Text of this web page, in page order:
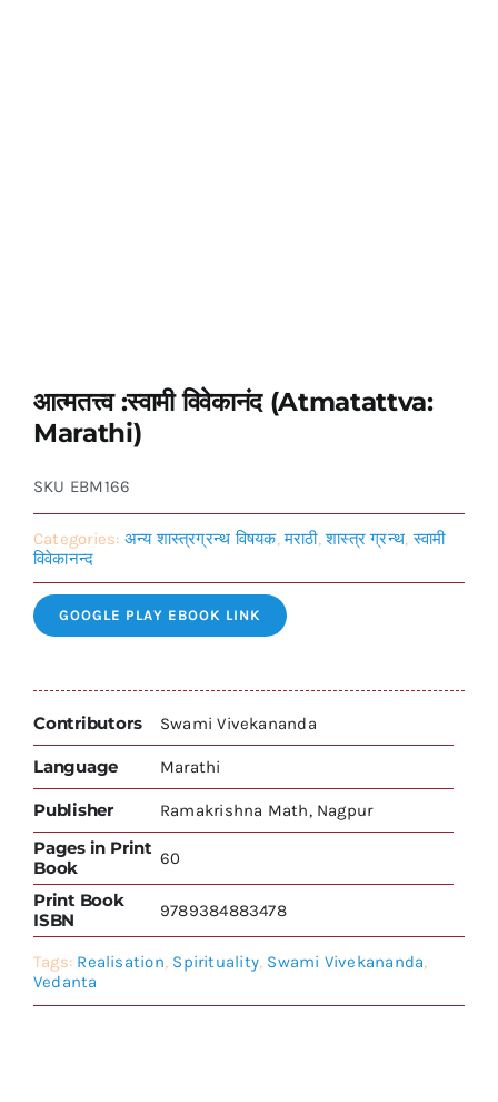
आत्मतत्त्व :स्वामी विवेकानंद (Atmatattva:
Marathi)
SKU EBM166
Categories: अन्य शास्त्रग्रन्थ विषयक,मराठी,शास्त्र ग्रन्थ,स्वामी
विवेकानन्द
GOOGLE PLAY EBOOK LINK
Contributors Swami Vivekananda
Language Marathi
Publisher Ramakrishna Math, Nagpur
Pages in Print
Book
60
Print Book
ISBN
9789384883478
Tags: Realisation, Spirituality, Swami Vivekananda,
Vedanta